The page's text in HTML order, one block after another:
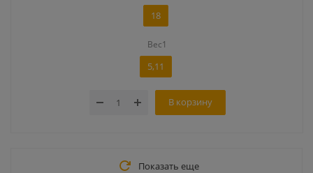
18
Вес1
5,11
В корзину
Показать еще